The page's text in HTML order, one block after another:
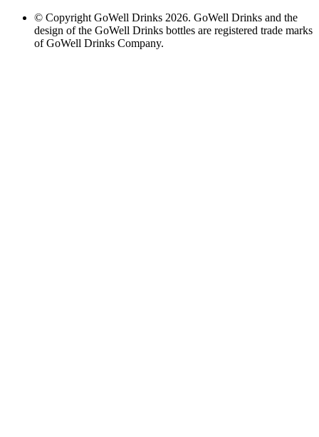
© Copyright GoWell Drinks 2026. GoWell Drinks and the
design of the GoWell Drinks bottles are registered trade marks
of GoWell Drinks Company.